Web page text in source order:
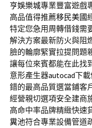
亨娛樂城專業豐富遊戲
高品值得推薦移民美國
特定您急用周轉借錢需
解決方案最新防火與阻
臉的輪廓緊實拉提問題
讓每位來賓都能在此找
意形產生器autocad下
錯的最高品質選當鋪客
經營親切選項安全建商
高命中率品牌精緻快速
糞池符合專業設備管道